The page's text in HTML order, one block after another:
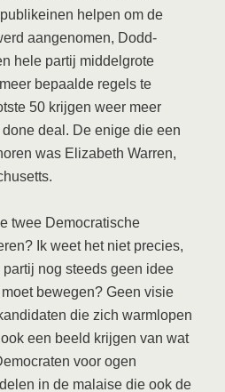
helpen om de
aangenomen, Dodd-
hele partij middelgrote
bepaalde regels te
50 krijgen weer meer
deal. De enige die een
was Elizabeth Warren,
twee Democratische
Ik weet het niet precies,
nog steeds geen idee
bewegen? Geen visie
die zich warmlopen
een beeld krijgen van wat
voor ogen
in de malaise die ook de